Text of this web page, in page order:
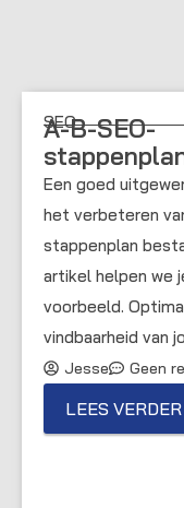
SEO
A-B-SEO-
Een goed
het verbeteren
stappenplan
artikel helpen we
voorbeeld.
vindbaarheid van
Jesse Geen
LEES VERDER